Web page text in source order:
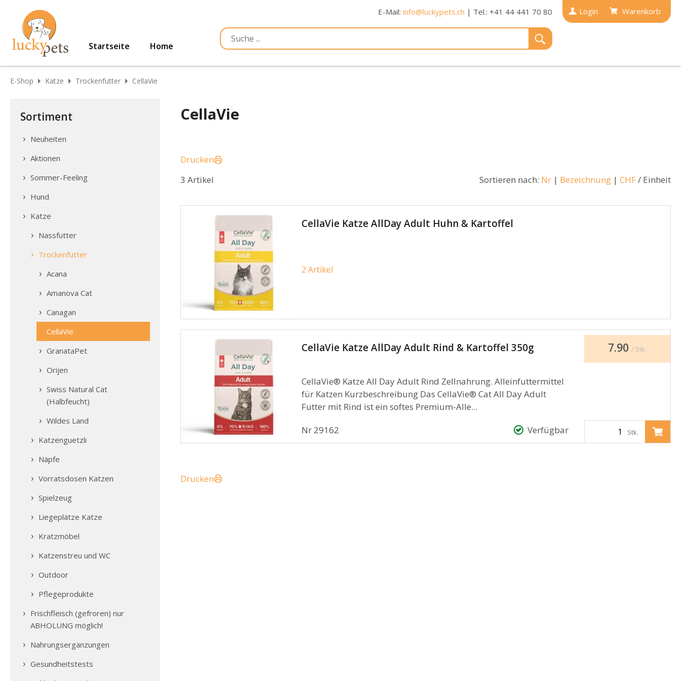
Login Warenkorb
E-Mail: info@luckypets.ch | Tel.: +41 44 441 70 80
Startseite Home
E-Shop Katze Trockenfutter CellaVie
Sortiment
Neuheiten
Aktionen
Sommer-Feeling
Hund
Katze
Nassfutter
Trockenfutter
Acana
Amanova Cat
Canagan
CellaVie
GranataPet
Orijen
Swiss Natural Cat
(Halbfeucht)
Wildes Land
Katzenguetzli
Näpfe
Vorratsdosen Katzen
Spielzeug
Liegeplätze Katze
Kratzmöbel
Katzenstreu und WC
Outdoor
Pflegeprodukte
Frischfleisch (gefroren) nur
ABHOLUNG möglich!
Nahrungsergänzungen
Gesundheitstests
CellaVie
Drucken
Sortieren nach: Nr | Bezeichnung | CHF/ Einheit
3 Artikel
CellaVie Katze AllDay Adult Huhn & Kartoffel
2 Artikel
7.90 / Stk.
CellaVie Katze AllDay Adult Rind & Kartoffel 350g
CellaVie® Katze All Day Adult Rind Zellnahrung. Alleinfuttermittel
für Katzen Kurzbeschreibung Das CellaVie® Cat All Day Adult
Futter mit Rind ist ein softes Premium-Alle...
Nr 29162 Verfügbar Stk.
Drucken